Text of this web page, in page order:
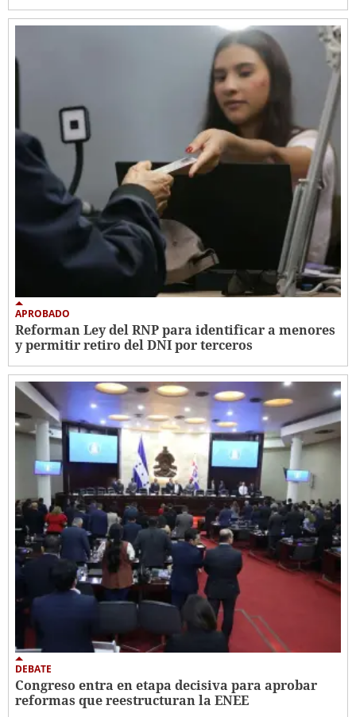
APROBADO
Reforman Ley del RNP para identificar a menores
y permitir retiro del DNI por terceros
DEBATE
Congreso entra en etapa decisiva para aprobar
reformas que reestructuran la ENEE